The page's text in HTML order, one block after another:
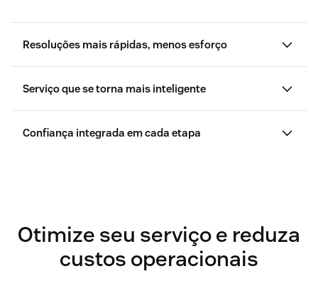
Resoluções mais rápidas, menos esforço
Serviço que se torna mais inteligente
Confiança integrada em cada etapa
Otimize seu serviço e reduza
custos operacionais